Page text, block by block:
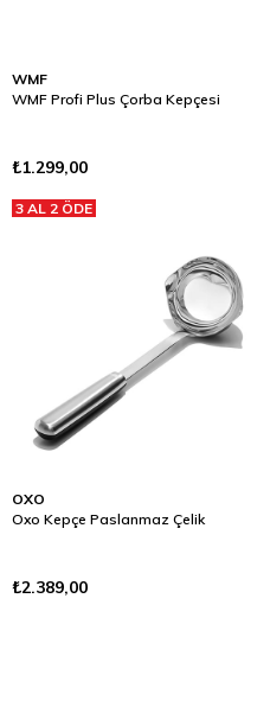
WMF
WMF Profi Plus Çorba Kepçesi
₺1.299,00
3 AL 2 ÖDE
OXO
Oxo Kepçe Paslanmaz Çelik
₺2.389,00